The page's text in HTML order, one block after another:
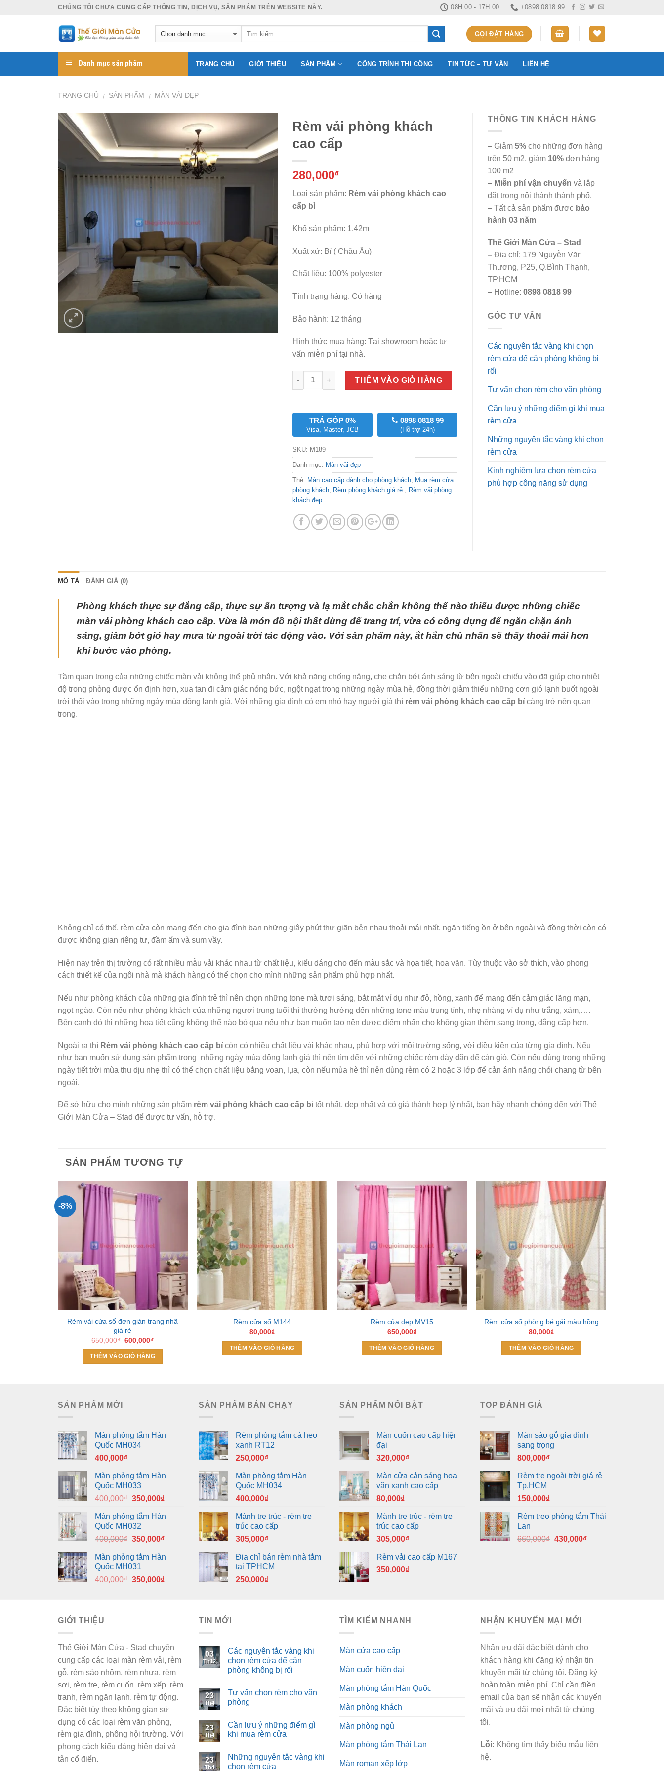
CHÚNG TÔI CHƯA CUNG CẤP THÔNG TIN, DỊCH VỤ, SẢN PHẨM TRÊN WEBSITE NÀY. 08H:00 - 17H:00 +0898 0818 99
GỌI ĐẶT HÀNG
Danh mục sản phẩm TRANG CHỦ GIỚI THIỆU SẢN PHẨM CÔNG TRÌNH THI CÔNG TIN TỨC – TƯ VẤN LIÊN HỆ
TRANG CHỦ / SẢN PHẨM / MÀN VẢI ĐẸP
Add to
Rèm vải phòng khách
cao cấp
280,000₫
Loại sản phẩm: Rèm vải phòng khách cao
cấp bỉ
Khổ sản phẩm: 1.42m
Xuất xứ: Bỉ ( Châu Âu)
Chất liệu: 100% polyester
Tình trạng hàng: Có hàng
Bảo hành: 12 tháng
Hình thức mua hàng: Tại showroom hoặc tư
vấn miễn phí tại nhà.
Số lượng
THÊM VÀO GIỎ HÀNG
TRẢ GÓP 0%
Visa, Master, JCB
0898 0818 99
(Hỗ trợ 24h)
SKU: M189
Danh mục: Màn vải đẹp
Thẻ: Màn cao cấp dành cho phòng khách, Mua rèm cửa
phòng khách, Rèm phòng khách giá rẻ., Rèm vải phòng
khách đẹp
THÔNG TIN KHÁCH HÀNG
– Giảm 5% cho những đơn hàng
trên 50 m2, giảm 10% đơn hàng
100 m2
– Miễn phí vận chuyển và lắp
đặt trong nội thành thành phố.
– Tất cả sản phẩm được bảo
hành 03 năm
Thế Giới Màn Cửa – Stad
– Địa chỉ: 179 Nguyễn Văn
Thương, P25, Q.Bình Thạnh,
TP.HCM
– Hotline: 0898 0818 99
GÓC TƯ VẤN
Các nguyên tắc vàng khi chọn
rèm cửa để căn phòng không bị
rối
Tư vấn chọn rèm cho văn phòng
Cần lưu ý những điểm gì khi mua
rèm cửa
Những nguyên tắc vàng khi chọn
rèm cửa
Kinh nghiệm lựa chọn rèm cửa
phù hợp công năng sử dụng
MÔ TẢ ĐÁNH GIÁ (0)
Phòng khách thực sự đẳng cấp, thực sự ấn tượng và lạ mắt chắc chắn không thể nào thiếu được những chiếc
màn vải phòng khách cao cấp. Vừa là món đồ nội thất dùng để trang trí, vừa có công dụng để ngăn chặn ánh
sáng, giảm bớt gió hay mưa từ ngoài trời tác động vào. Với sản phẩm này, ắt hẳn chủ nhấn sẽ thấy thoải mái hơn
khi bước vào phòng.
Tầm quan trọng của những chiếc màn vải không thể phủ nhận. Với khả năng chống nắng, che chắn bớt ánh sáng từ bên ngoài chiếu vào đã giúp cho nhiệt
độ trong phòng được ổn định hơn, xua tan đi cảm giác nóng bức, ngột ngạt trong những ngày mùa hè, đồng thời giảm thiểu những cơn gió lạnh buốt ngoài
trời thổi vào trong những ngày mùa đông lạnh giá. Với những gia đình có em nhỏ hay người già thì rèm vải phòng khách cao cấp bỉ càng trở nên quan
trọng.
Không chỉ có thế, rèm cửa còn mang đến cho gia đình bạn những giây phút thư giãn bên nhau thoải mái nhất, ngăn tiếng ồn ở bên ngoài và đồng thời còn có
được không gian riêng tư, đầm ấm và sum vầy.
Hiện nay trên thị trường có rất nhiều mẫu vải khác nhau từ chất liệu, kiểu dáng cho đến màu sắc và họa tiết, hoa văn. Tùy thuộc vào sở thích, vào phong
cách thiết kế của ngôi nhà mà khách hàng có thể chọn cho mình những sản phẩm phù hợp nhất.
Nếu như phòng khách của những gia đình trẻ thì nên chọn những tone mà tươi sáng, bắt mắt ví dụ như đỏ, hồng, xanh để mang đến cảm giác lãng mạn,
ngọt ngào. Còn nếu như phòng khách của những người trung tuổi thì thường hướng đến những tone màu trung tính, nhẹ nhàng ví dụ như trắng, xám,….
Bên cạnh đó thi những họa tiết cũng không thể nào bỏ qua nếu như bạn muốn tạo nên được điểm nhấn cho không gian thêm sang trọng, đẳng cấp hơn.
Ngoài ra thì Rèm vải phòng khách cao cấp bỉ còn có nhiều chất liệu vải khác nhau, phù hợp với môi trường sống, với điều kiện của từng gia đình. Nếu
như bạn muốn sử dụng sản phẩm trong những ngày mùa đông lạnh giá thì nên tìm đến với những chiếc rèm dày dặn để cản gió. Còn nếu dùng trong những
ngày tiết trời mùa thu dịu nhẹ thì có thể chọn chất liệu bằng voan, lụa, còn nếu mùa hè thì nên dùng rèm có 2 hoặc 3 lớp để cản ánh nắng chói chang từ bên
ngoài.
Để sở hữu cho mình những sản phẩm rèm vải phòng khách cao cấp bỉ tốt nhất, đẹp nhất và có giá thành hợp lý nhất, bạn hãy nhanh chóng đến với Thế
Giới Màn Cửa – Stad để được tư vấn, hỗ trợ.
SẢN PHẨM TƯƠNG TỰ
-8%
Rèm vải cửa sổ đơn giản trang nhã
giá rẻ
650,000₫ Giá
là:
650,000₫.
600,000₫Giá
tại
là:
THÊM VÀO GIỎ HÀNG
Add to
Wishlist
Rèm cửa sổ M144
80,000₫
THÊM VÀO GIỎ HÀNG
Add to
Wishlist
Rèm cửa đẹp MV15
650,000₫
THÊM VÀO GIỎ HÀNG
Add to
Wishlist
Rèm cửa sổ phòng bé gái màu hồng
80,000₫
THÊM VÀO GIỎ HÀNG
SẢN PHẨM MỚI
Màn phòng tắm Hàn
Quốc MH034
400,000₫
Màn phòng tắm Hàn
Quốc MH033
400,000₫ Giá
là:
400,000₫.
350,000₫Giá
tại
350,000₫.
Màn phòng tắm Hàn
Quốc MH032
400,000₫ Giá
là:
400,000₫.
350,000₫Giá
tại
350,000₫.
Màn phòng tắm Hàn
Quốc MH031
400,000₫ Giá
350,000₫Giá
SẢN PHẨM BÁN CHẠY
Rèm phòng tắm cá heo
xanh RT12
250,000₫
Màn phòng tắm Hàn
Quốc MH034
400,000₫
Mành tre trúc - rèm tre
trúc cao cấp
305,000₫
Địa chỉ bán rèm nhà tắm
tại TPHCM
250,000₫
SẢN PHẨM NỔI BẬT
Màn cuốn cao cấp hiện
đại
320,000₫
Màn cửa cản sáng hoa
văn xanh cao cấp
80,000₫
Mành tre trúc - rèm tre
trúc cao cấp
305,000₫
Rèm vải cao cấp M167
350,000₫
TOP ĐÁNH GIÁ
Màn sáo gỗ gia đình
sang trọng
800,000₫
Rèm tre ngoài trời giá rẻ
Tp.HCM
150,000₫
Rèm treo phòng tắm Thái
Lan
660,000₫ Giá
430,000₫Giá
GIỚI THIỆU
Thế Giới Màn Cửa - Stad chuyên
cung cấp các loại màn rèm vải, rèm
gỗ, rèm sáo nhôm, rèm nhựa, rèm
sợi, rèm tre, rèm cuốn, rèm xếp, rèm
tranh, rèm ngăn lạnh. rèm tự động.
Đặc biệt tùy theo không gian sử
dụng có các loại rèm văn phòng,
rèm gia đình, phông hội trường. Với
phong cách kiểu dáng hiện đại và
tân cổ điển.
TIN MỚI
03
Th12
Các nguyên tắc vàng khi
chọn rèm cửa để căn
phòng không bị rối
23
Th4
Tư vấn chọn rèm cho văn
phòng
23
Th4
Cần lưu ý những điểm gì
khi mua rèm cửa
23
Th4
Những nguyên tắc vàng khi
chọn rèm cửa
TÌM KIẾM NHANH
Màn cửa cao cấp
Màn cuốn hiện đại
Màn phòng tắm Hàn Quốc
Màn phòng khách
Màn phòng ngủ
Màn phòng tắm Thái Lan
Màn roman xếp lớp
NHẬN KHUYẾN MẠI MỚI
Nhận ưu đãi đặc biệt dành cho
khách hàng khi đăng ký nhận tin
khuyến mãi từ chúng tôi. Đăng ký
hoàn toàn miễn phí. Chỉ cần điền
email của bạn sẽ nhận các khuyến
mãi và ưu đãi mới nhất từ chúng
tôi.
Lỗi: Không tìm thấy biểu mẫu liên
hệ.